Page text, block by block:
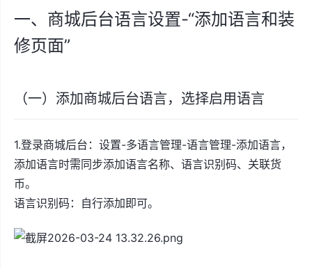
一、商城后台语言设置-“添加语言和装
修页面”
（一）添加商城后台语言，选择启用语言
1.登录商城后台：设置-多语言管理-语言管理-添加语言，
添加语言时需同步添加语言名称、语言识别码、关联货
币。
语言识别码：自行添加即可。